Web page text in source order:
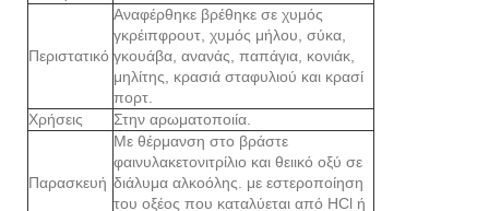
Περιστατικό
Αναφέρθηκε βρέθηκε σε χυμός
γκρέιπφρουτ, χυμός μήλου, σύκα,
γκουάβα, ανανάς, παπάγια, κονιάκ,
μηλίτης, κρασιά σταφυλιού και κρασί
πορτ.
Χρήσεις
Στην αρωματοποιία.
Παρασκευή
Με θέρμανση στο βράστε
φαινυλακετονιτρίλιο και θειικό οξύ σε
διάλυμα αλκοόλης. με εστεροποίηση
του οξέος που καταλύεται από HCl ή